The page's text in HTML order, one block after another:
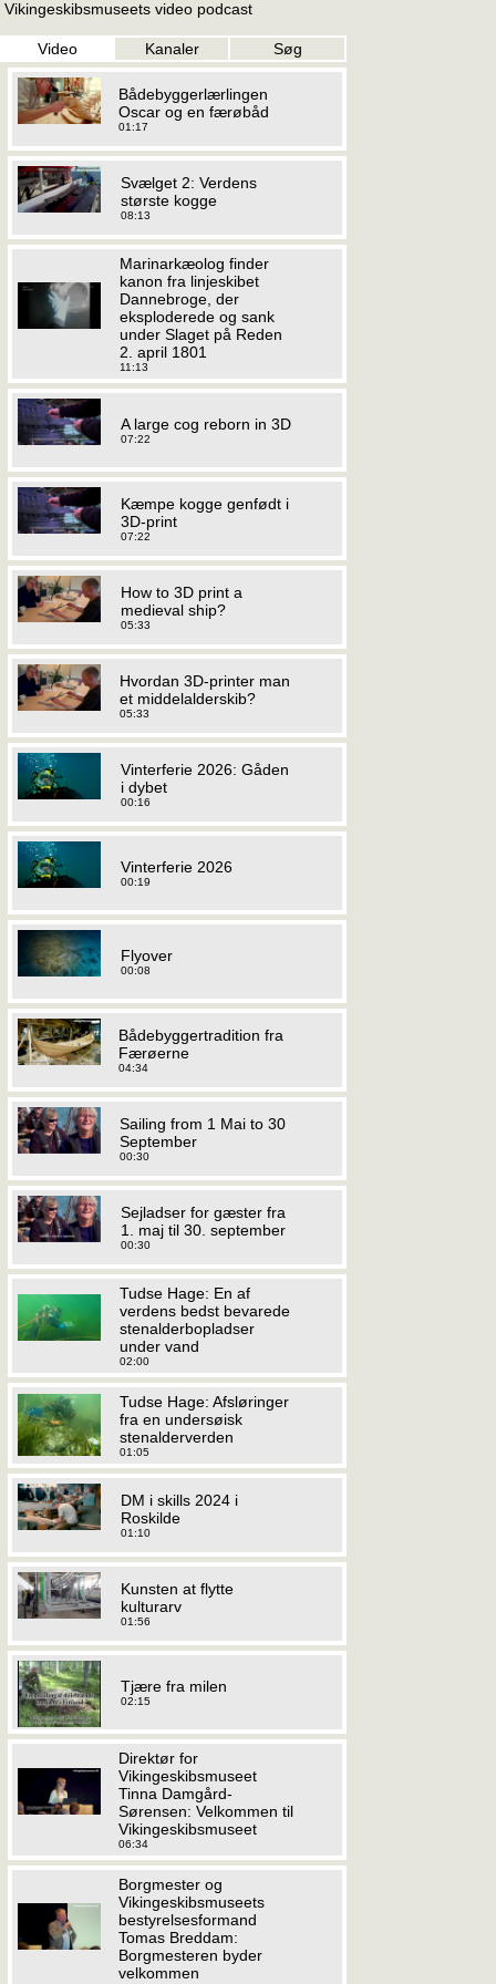
Vikingeskibsmuseets video podcast
Video Kanaler Søg
Bådebyggerlærlingen
Oscar og en færøbåd
01:17
Svælget 2: Verdens
største kogge
08:13
Marinarkæolog finder
kanon fra linjeskibet
Dannebroge, der
eksploderede og sank
under Slaget på Reden
2. april 1801
11:13
A large cog reborn in 3D
07:22
Kæmpe kogge genfødt i
3D-print
07:22
How to 3D print a
medieval ship?
05:33
Hvordan 3D-printer man
et middelalderskib?
05:33
Vinterferie 2026: Gåden
i dybet
00:16
Vinterferie 2026
00:19
Flyover
00:08
Bådebyggertradition fra
Færøerne
04:34
Sailing from 1 Mai to 30
September
00:30
Sejladser for gæster fra
1. maj til 30. september
00:30
Tudse Hage: En af
verdens bedst bevarede
stenalderbopladser
under vand
02:00
Tudse Hage: Afsløringer
fra en undersøisk
stenalderverden
01:05
DM i skills 2024 i
Roskilde
01:10
Kunsten at flytte
kulturarv
01:56
Tjære fra milen
02:15
Direktør for
Vikingeskibsmuseet
Tinna Damgård-
Sørensen: Velkommen til
Vikingeskibsmuseet
06:34
Borgmester og
Vikingeskibsmuseets
bestyrelsesformand
Tomas Breddam:
Borgmesteren byder
velkommen